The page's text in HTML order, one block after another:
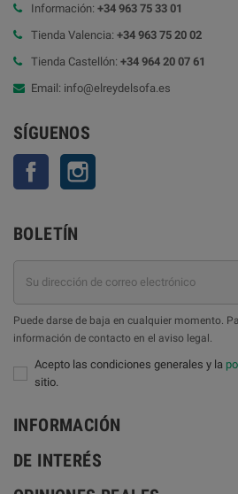
Información: +34 963 75 33 01
Tienda Valencia: +34 963 75 20 02
Tienda Castellón: +34 964 20 07 61
Email: info@elreydelsofa.es
SÍGUENOS
Facebook
BOLETÍN
Puede darse de baja en cualquier momento.
información de contacto en el aviso legal.
Acepto las condiciones generales y la
sitio.
INFORMACIÓN
DE INTERÉS